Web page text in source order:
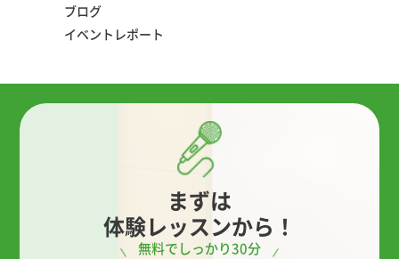
ブログ
イベントレポート
まずは
体験レッスンから！
無料でしっかり30分